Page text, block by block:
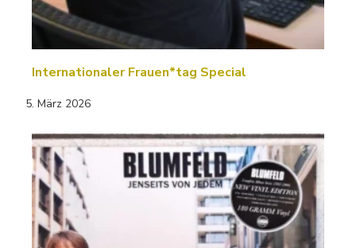
Internationaler Frauen*tag Special
5. März 2026